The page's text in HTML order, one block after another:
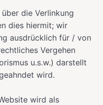
die Verlinkung
dies hiermit; wir
ausdrücklich für / von
Vergehen
u.s.w.) darstellt
wird.
wird als